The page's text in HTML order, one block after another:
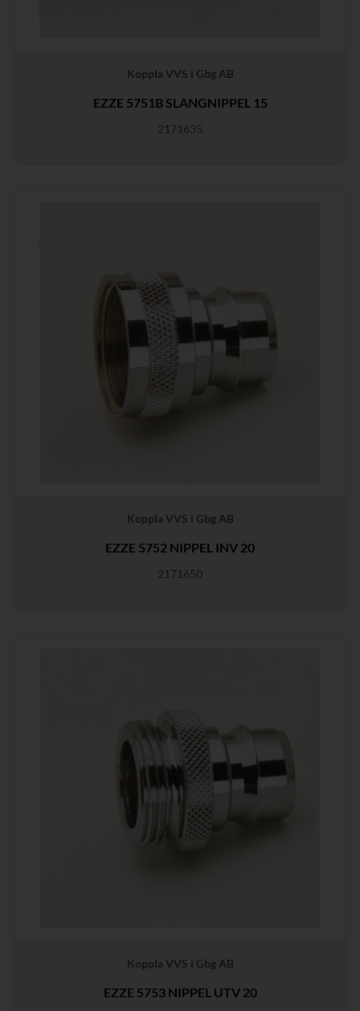
Koppla VVS i Gbg AB
EZZE 5751B SLANGNIPPEL 15
2171635
Koppla VVS i Gbg AB
EZZE 5752 NIPPEL INV 20
2171650
Koppla VVS i Gbg AB
EZZE 5753 NIPPEL UTV 20